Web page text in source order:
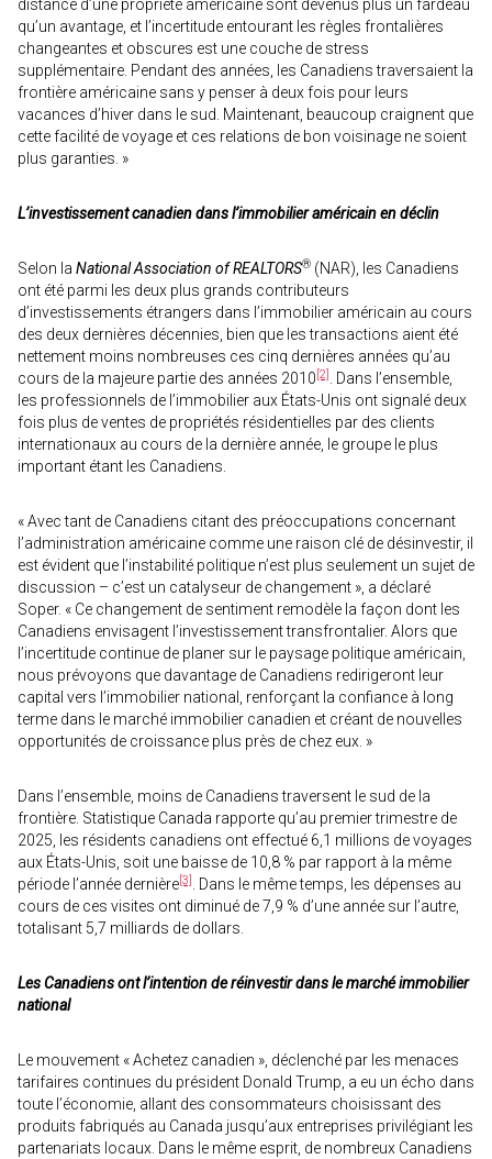
distance d’une propriété américaine sont devenus plus un fardeau
qu’un avantage, et l’incertitude entourant les règles frontalières
changeantes et obscures est une couche de stress
supplémentaire. Pendant des années, les Canadiens traversaient la
frontière américaine sans y penser à deux fois pour leurs
vacances d’hiver dans le sud. Maintenant, beaucoup craignent que
cette facilité de voyage et ces relations de bon voisinage ne soient
plus garanties. »
L’investissement canadien dans l’immobilier américain en déclin
Selon la National Association of REALTORS® (NAR), les Canadiens
ont été parmi les deux plus grands contributeurs
d’investissements étrangers dans l’immobilier américain au cours
des deux dernières décennies, bien que les transactions aient été
nettement moins nombreuses ces cinq dernières années qu’au
cours de la majeure partie des années 2010 [2] . Dans l’ensemble,
les professionnels de l’immobilier aux États-Unis ont signalé deux
fois plus de ventes de propriétés résidentielles par des clients
internationaux au cours de la dernière année, le groupe le plus
important étant les Canadiens.
« Avec tant de Canadiens citant des préoccupations concernant
l’administration américaine comme une raison clé de désinvestir, il
est évident que l’instabilité politique n’est plus seulement un sujet de
discussion – c’est un catalyseur de changement », a déclaré
Soper. « Ce changement de sentiment remodèle la façon dont les
Canadiens envisagent l’investissement transfrontalier. Alors que
l’incertitude continue de planer sur le paysage politique américain,
nous prévoyons que davantage de Canadiens redirigeront leur
capital vers l’immobilier national, renforçant la confiance à long
terme dans le marché immobilier canadien et créant de nouvelles
opportunités de croissance plus près de chez eux. »
Dans l’ensemble, moins de Canadiens traversent le sud de la
frontière. Statistique Canada rapporte qu’au premier trimestre de
2025, les résidents canadiens ont effectué 6,1 millions de voyages
aux États-Unis, soit une baisse de 10,8 % par rapport à la même
période l’année dernière[3] . Dans le même temps, les dépenses au
cours de ces visites ont diminué de 7,9 % d’une année sur l’autre,
totalisant 5,7 milliards de dollars.
Les Canadiens ont l’intention de réinvestir dans le marché immobilier
national
Le mouvement « Achetez canadien », déclenché par les menaces
tarifaires continues du président Donald Trump, a eu un écho dans
toute l’économie, allant des consommateurs choisissant des
produits fabriqués au Canada jusqu’aux entreprises privilégiant les
partenariats locaux. Dans le même esprit, de nombreux Canadiens